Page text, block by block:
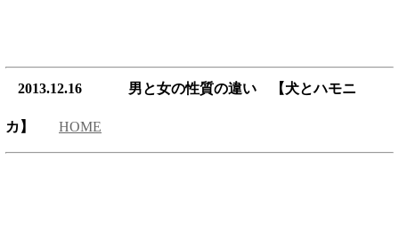
2013.12.16 男と女の性質の違い 【犬とハモニ
カ】 HOME